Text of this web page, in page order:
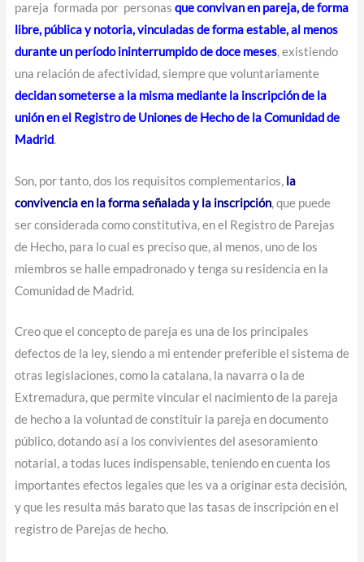
pareja formada por personas que convivan en pareja, de forma
libre, pública y notoria, vinculadas de forma estable, al menos
durante un período ininterrumpido de doce meses, existiendo
una relación de afectividad, siempre que voluntariamente
decidan someterse a la misma mediante la inscripción de la
unión en el Registro de Uniones de Hecho de la Comunidad de
Madrid.
Son, por tanto, dos los requisitos complementarios, la
convivencia en la forma señalada y la inscripción, que puede
ser considerada como constitutiva, en el Registro de Parejas
de Hecho, para lo cual es preciso que, al menos, uno de los
miembros se halle empadronado y tenga su residencia en la
Comunidad de Madrid.
Creo que el concepto de pareja es una de los principales
defectos de la ley, siendo a mi entender preferible el sistema de
otras legislaciones, como la catalana, la navarra o la de
Extremadura, que permite vincular el nacimiento de la pareja
de hecho a la voluntad de constituir la pareja en documento
público, dotando así a los convivientes del asesoramiento
notarial, a todas luces indispensable, teniendo en cuenta los
importantes efectos legales que les va a originar esta decisión,
y que les resulta más barato que las tasas de inscripción en el
registro de Parejas de hecho.